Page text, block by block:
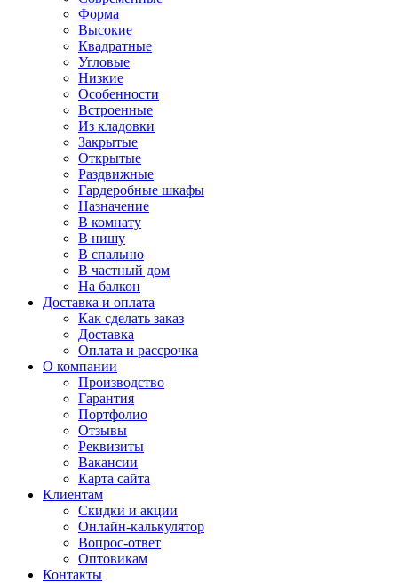
Форма
Высокие
Квадратные
Угловые
Низкие
Особенности
Встроенные
Из кладовки
Закрытые
Открытые
Раздвижные
Гардеробные шкафы
Назначение
В комнату
В нишу
В спальню
В частный дом
На балкон
Доставка и оплата
Как сделать заказ
Доставка
Оплата и рассрочка
О компании
Производство
Гарантия
Портфолио
Отзывы
Реквизиты
Вакансии
Карта сайта
Клиентам
Скидки и акции
Онлайн-калькулятор
Вопрос-ответ
Оптовикам
Контакты